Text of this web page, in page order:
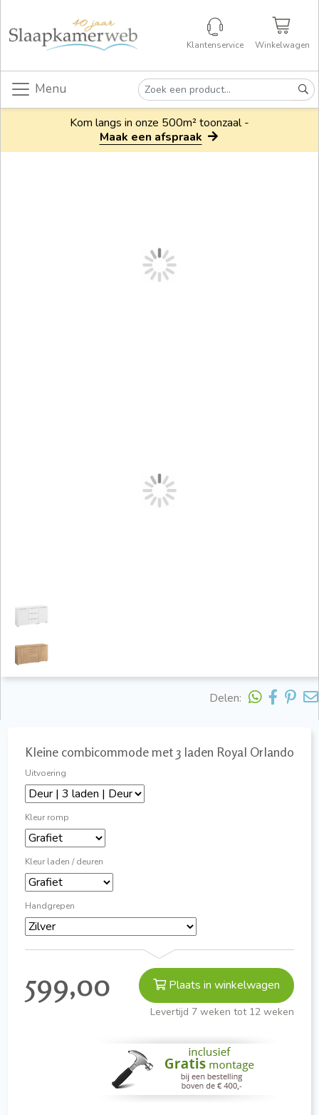
Klantenservice Winkelwagen
Menu
Kom langs in onze 500m² toonzaal -
Maak een afspraak
Delen:
Kleine combicommode met 3 laden Royal Orlando
Uitvoering
Kleur romp
Kleur laden / deuren
Handgrepen
599,00 Plaats in winkelwagen
Levertijd 7 weken tot 12 weken